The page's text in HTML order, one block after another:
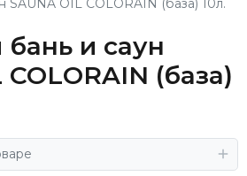
и саун
(база)